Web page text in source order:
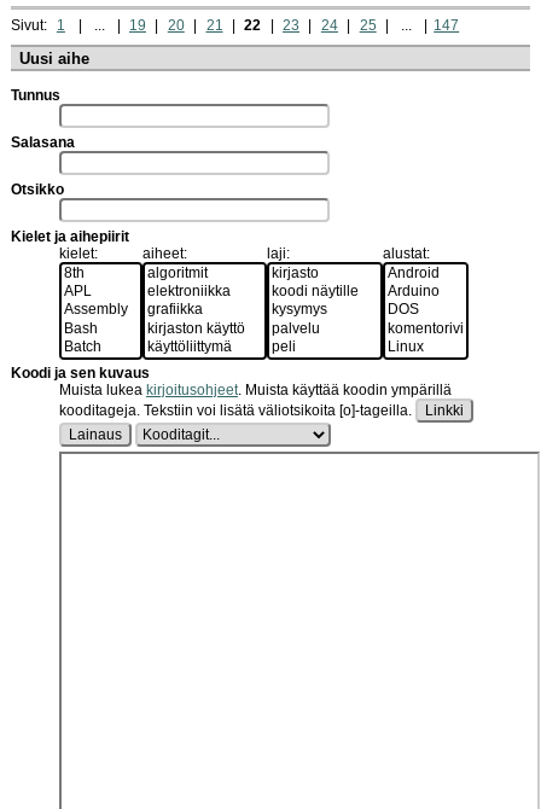
Sivut: 1 ... 19 20 21 22 23 24 25 ... 147
Uusi aihe
Tunnus
Salasana
Otsikko
Kielet ja aihepiirit
kielet:
aiheet: laji: alustat:
Koodi ja sen kuvaus
Muista lukea kirjoitusohjeet. Muista käyttää koodin ympärillä
kooditageja. Tekstiin voi lisätä väliotsikoita [o]-tageilla.
Linkki
Lainaus